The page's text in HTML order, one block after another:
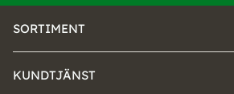
SORTIMENT
KUNDTJÄNST